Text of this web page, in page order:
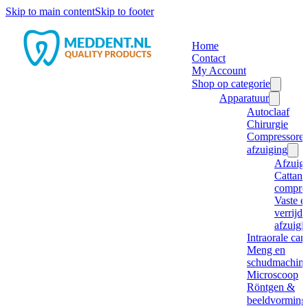
Skip to main contentSkip to footer
Home
Contact
My Account
Shop op categorie
Apparatuur
Autoclaaf
Chirurgie
afzuiging
Cattani
Vaste
Intraorale
Meng en
Microscoop
Röntgen &
beeldvorming